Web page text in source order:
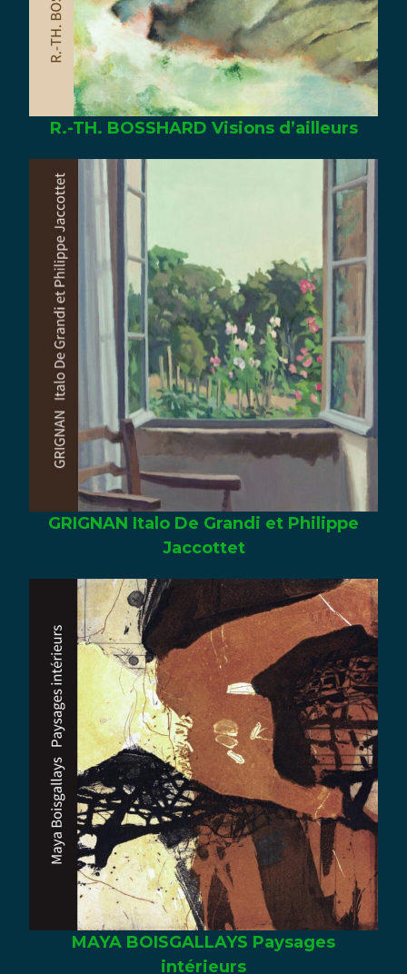
R.-TH. BOSSHARD Visions d’ailleurs
GRIGNAN Italo De Grandi et Philippe
Jaccottet
MAYA BOISGALLAYS Paysages
intérieurs